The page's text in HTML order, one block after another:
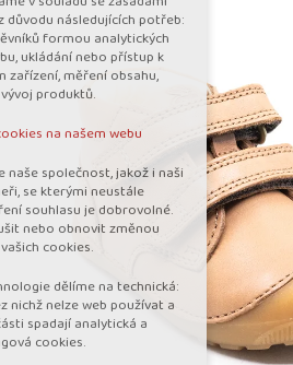
webu
stránek (session):
volby jazyka, apod.
(Google)
na našem webu
cookies
vše
důvodu následujících potřeb:
formou analytických
ukládání nebo přístup k
zařízení, měření obsahu,
produktů.
na našem webu
naše společnost, jakož i naši
se kterými neustále
souhlasu je dobrovolné.
nebo obnovit změnou
cookies.
dělíme na technická:
nichž nelze web používat a
spadají analytická a
cookies.